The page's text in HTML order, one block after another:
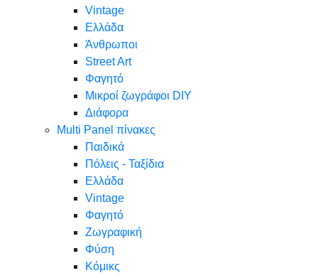
Vintage
Ελλάδα
Άνθρωποι
Street Art
Φαγητό
Μικροί ζωγράφοι DIY
Διάφορα
Multi Panel πίνακες
Παιδικά
Πόλεις - Ταξίδια
Ελλάδα
Vintage
Φαγητό
Ζωγραφική
Φύση
Κόμικς